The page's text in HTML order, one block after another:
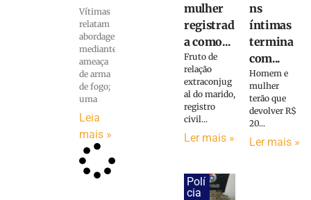
Vítimas
relatam
abordagem
mediante
ameaça
de arma
de fogo;
uma
Leia
mais »
mulher
registrad
a como...
Fruto de
relação
extraconjug
al do marido,
registro
civil...
Ler mais »
ns
íntimas
termina
com...
Homem e
mulher
terão que
devolver R$
20...
Ler mais »
Polí
cia